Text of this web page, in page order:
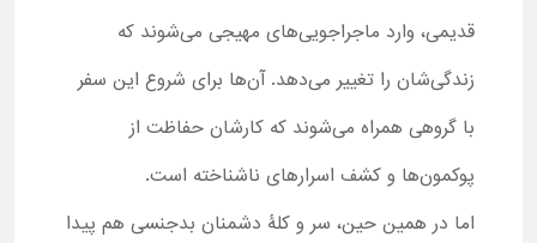
قدیمی، وارد ماجراجویی‌های مهیجی می‌شوند که
زندگی‌شان را تغییر می‌دهد. آن‌ها برای شروع این سفر
با گروهی همراه می‌شوند که کارشان حفاظت از
پوکمون‌ها و کشف اسرارهای ناشناخته است.
اما در همین حین، سر و کلۀ دشمنان بدجنسی هم پیدا